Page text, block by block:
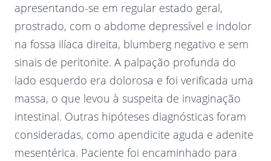
apresentando-se em regular estado geral,
prostrado, com o abdome depressível e indolor
na fossa ilíaca direita, blumberg negativo e sem
sinais de peritonite. A palpação profunda do
lado esquerdo era dolorosa e foi verificada uma
massa, o que levou à suspeita de invaginação
intestinal. Outras hipóteses diagnósticas foram
consideradas, como apendicite aguda e adenite
mesentérica. Paciente foi encaminhado para